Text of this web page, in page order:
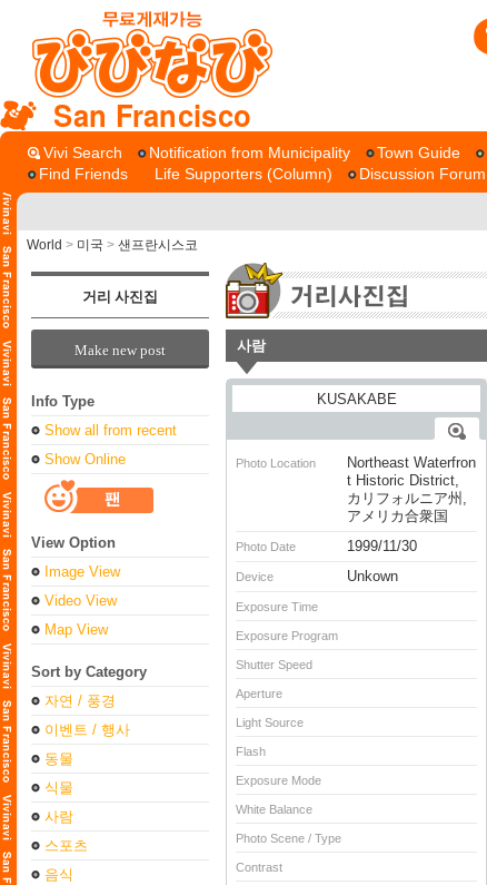
San Francisco
Vivi Search Notification from Municipality Town Guide
Find Friends
Life Supporters (Column) Discussion Forum
World > 미국 > 샌프란시스코
거리 사진집
Make new post
Info Type
Show all from recent
Show Online
View Option
Image View
Video View
Map View
Sort by Category
자연 / 풍경
이벤트 / 행사
동물
식물
사람
스포츠
음식
사람
Photo Location
Northeast Waterfron
t Historic District,
カリフォルニア州,
アメリカ合衆国
Photo Date 1999/11/30
Device Unkown
Exposure Time
Exposure Program
Shutter Speed
Aperture
Light Source
Flash
Exposure Mode
White Balance
Photo Scene / Type
Contrast